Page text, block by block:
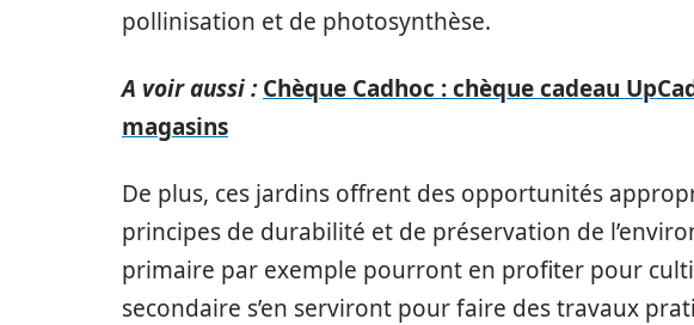
pollinisation et de photosynthèse.
A voir aussi : Chèque Cadhoc : chèque cadeau
magasins
De plus, ces jardins offrent des opportunités
principes de durabilité et de préservation de
primaire par exemple pourront en profiter pour
secondaire s’en serviront pour faire des travaux